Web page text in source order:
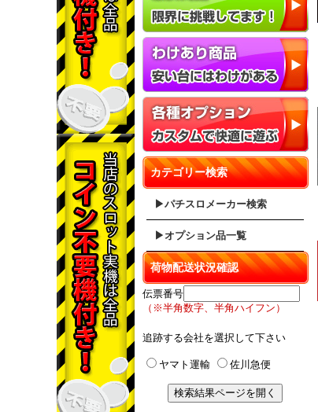
カテゴリー検索
▶パチスロメーカー検索
▶オプション品一覧
荷物配送状況確認
伝票番号
（※半角数字、半角ハイフン）
追跡する会社を選択して下さい
ヤマト運輸 佐川急便